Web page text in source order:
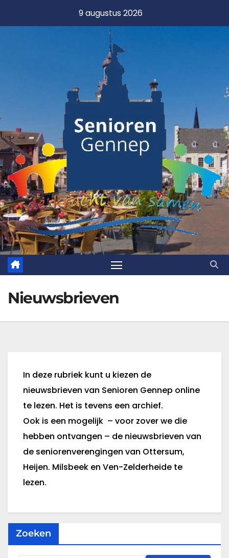
9 augustus 2026
Nieuwsbrieven
In deze rubriek kunt u kiezen de
nieuwsbrieven van Senioren Gennep online
te lezen. Het is tevens een archief.
Ook is een mogelijk – voor zover we die
hebben ontvangen – de nieuwsbrieven van
de seniorenverengingen van Ottersum,
Heijen. Milsbeek en Ven-Zelderheide te
lezen.
Zoeken